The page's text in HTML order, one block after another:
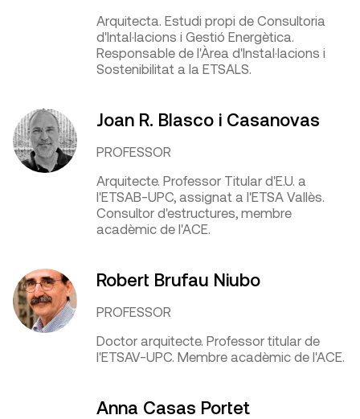
Arquitecta. Estudi propi de Consultoria
d'Intal·lacions i Gestió Energètica.
Responsable de l'Àrea d'Instal·lacions i
Sostenibilitat a la ETSALS.
Joan R. Blasco i Casanovas
PROFESSOR
Arquitecte. Professor Titular d'E.U. a
l'ETSAB-UPC, assignat a l'ETSA Vallès.
Consultor d'estructures, membre
acadèmic de l'ACE.
Robert Brufau Niubo
PROFESSOR
Doctor arquitecte. Professor titular de
l'ETSAV-UPC. Membre acadèmic de l'ACE.
Anna Casas Portet